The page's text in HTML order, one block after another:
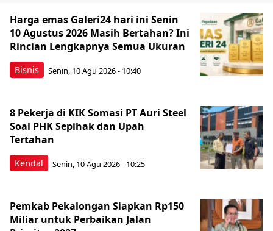
Bisnis
Harga emas Galeri24 hari ini Senin
10 Agustus 2026 Masih Bertahan? Ini
Rincian Lengkapnya Semua Ukuran
Senin, 10 Agu 2026 - 10:40
Kendal
8 Pekerja di KIK Somasi PT Auri Steel
Soal PHK Sepihak dan Upah
Tertahan
Senin, 10 Agu 2026 - 10:25
Pemkab Pekalongan Siapkan Rp150
Miliar untuk Perbaikan Jalan